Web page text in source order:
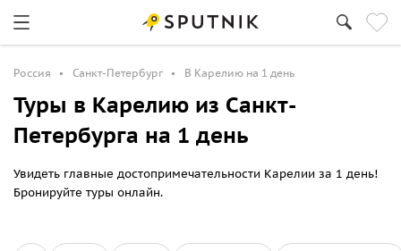
Россия Санкт-Петербург В Карелию на 1 день
Туры в Карелию из Санкт-
Петербурга на 1 день
Увидеть главные достопримечательности Карелии за 1 день!
Бронируйте туры онлайн.